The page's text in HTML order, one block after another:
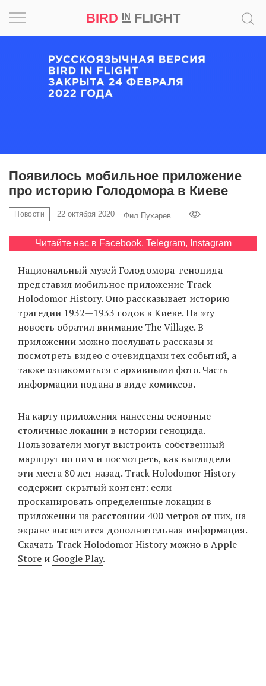
BIRD INFLIGHT
Появилось мобильное приложение
про историю Голодомора в Киеве
Новости 22 октября 2020 Фил Пухарев
Читайте нас в Facebook, Telegram, Instagram
Национальный музей Голодомора-геноцида
представил мобильное приложение Track
Holodomor History. Оно рассказывает историю
трагедии 1932—1933 годов в Киеве. На эту
новость обратил внимание The Village. В
приложении можно послушать рассказы и
посмотреть видео с очевидцами тех событий, а
также ознакомиться с архивными фото. Часть
информации подана в виде комиксов.
На карту приложения нанесены основные
столичные локации в истории геноцида.
Пользователи могут выстроить собственный
маршрут по ним и посмотреть, как выглядели
эти места 80 лет назад. Track Holodomor History
содержит скрытый контент: если
просканировать определенные локации в
приложении на расстоянии 400 метров от них, на
экране высветится дополнительная информация.
Скачать Track Holodomor History можно в Apple
Store и Google Play.